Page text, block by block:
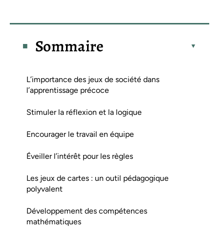
Sommaire
L’importance des jeux de société dans
l’apprentissage précoce
Stimuler la réflexion et la logique
Encourager le travail en équipe
Éveiller l’intérêt pour les règles
Les jeux de cartes : un outil pédagogique
polyvalent
Développement des compétences
mathématiques